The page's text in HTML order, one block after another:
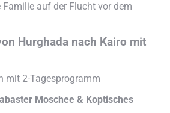
auf der Flucht vor dem
Hurghada nach Kairo mit
mit 2-Tagesprogramm
Moschee & Koptisches